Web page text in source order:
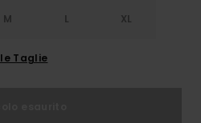
M L XL
Taglie